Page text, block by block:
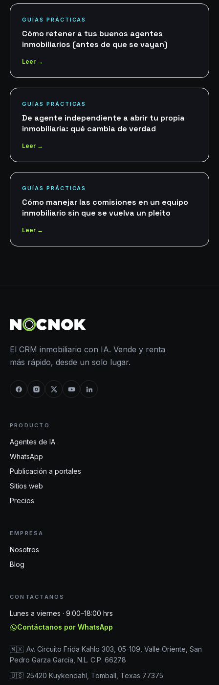
GUÍAS PRÁCTICAS
Cómo retener a tus buenos agentes
inmobiliarios (antes de que se vayan)
Leer →
GUÍAS PRÁCTICAS
De agente independiente a abrir tu propia
inmobiliaria: qué cambia de verdad
Leer →
GUÍAS PRÁCTICAS
Cómo manejar las comisiones en un equipo
inmobiliario sin que se vuelva un pleito
Leer →
El CRM inmobiliario con IA. Vende y renta
más rápido, desde un solo lugar.
PRODUCTO
Agentes de IA
WhatsApp
Publicación a portales
Sitios web
Precios
EMPRESA
Nosotros
Blog
CONTÁCTANOS
Lunes a viernes · 9:00–18:00 hrs
Contáctanos por WhatsApp
🇲🇽 Av. Circuito Frida Kahlo 303, 05-109, Valle Oriente, San
Pedro Garza García, N.L. C.P. 66278
🇺🇸 25420 Kuykendahl, Tomball, Texas 77375